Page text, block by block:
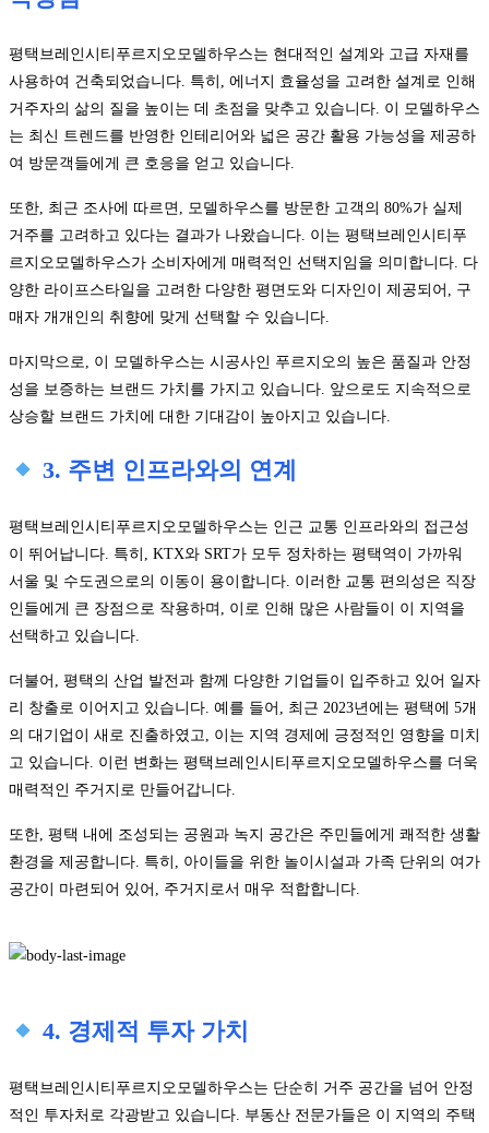
평택브레인시티푸르지오모델하우스는 현대적인 설계와 고급 자재를
사용하여 건축되었습니다. 특히, 에너지 효율성을 고려한 설계로 인해
거주자의 삶의 질을 높이는 데 초점을 맞추고 있습니다. 이 모델하우스
는 최신 트렌드를 반영한 인테리어와 넓은 공간 활용 가능성을 제공하
여 방문객들에게 큰 호응을 얻고 있습니다.
또한, 최근 조사에 따르면, 모델하우스를 방문한 고객의 80%가 실제
거주를 고려하고 있다는 결과가 나왔습니다. 이는 평택브레인시티푸
르지오모델하우스가 소비자에게 매력적인 선택지임을 의미합니다. 다
양한 라이프스타일을 고려한 다양한 평면도와 디자인이 제공되어, 구
매자 개개인의 취향에 맞게 선택할 수 있습니다.
마지막으로, 이 모델하우스는 시공사인 푸르지오의 높은 품질과 안정
성을 보증하는 브랜드 가치를 가지고 있습니다. 앞으로도 지속적으로
상승할 브랜드 가치에 대한 기대감이 높아지고 있습니다.
3. 주변 인프라와의 연계
평택브레인시티푸르지오모델하우스는 인근 교통 인프라와의 접근성
이 뛰어납니다. 특히, KTX와 SRT가 모두 정차하는 평택역이 가까워
서울 및 수도권으로의 이동이 용이합니다. 이러한 교통 편의성은 직장
인들에게 큰 장점으로 작용하며, 이로 인해 많은 사람들이 이 지역을
선택하고 있습니다.
더불어, 평택의 산업 발전과 함께 다양한 기업들이 입주하고 있어 일자
리 창출로 이어지고 있습니다. 예를 들어, 최근 2023년에는 평택에 5개
의 대기업이 새로 진출하였고, 이는 지역 경제에 긍정적인 영향을 미치
고 있습니다. 이런 변화는 평택브레인시티푸르지오모델하우스를 더욱
매력적인 주거지로 만들어갑니다.
또한, 평택 내에 조성되는 공원과 녹지 공간은 주민들에게 쾌적한 생활
환경을 제공합니다. 특히, 아이들을 위한 놀이시설과 가족 단위의 여가
공간이 마련되어 있어, 주거지로서 매우 적합합니다.
4. 경제적 투자 가치
평택브레인시티푸르지오모델하우스는 단순히 거주 공간을 넘어 안정
적인 투자처로 각광받고 있습니다. 부동산 전문가들은 이 지역의 주택